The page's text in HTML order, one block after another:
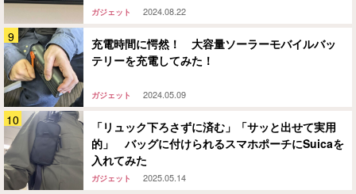
ガジェット 2024.08.22
充電時間に愕然！ 大容量ソーラーモバイルバッ
テリーを充電してみた！
ガジェット 2024.05.09
「リュック下ろさずに済む」「サッと出せて実用
的」 バッグに付けられるスマホポーチにSuicaを
入れてみた
ガジェット 2025.05.14